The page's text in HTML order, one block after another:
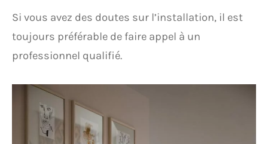
Si vous avez des doutes sur l’installation, il est
toujours préférable de faire appel à un
professionnel qualifié.